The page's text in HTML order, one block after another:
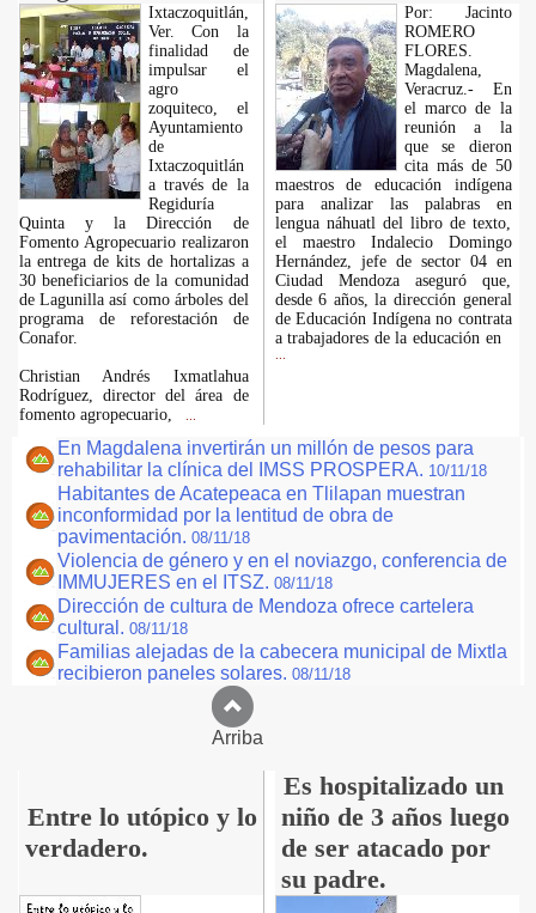
Ixtaczoquitlán,
Ver. Con la
finalidad de
impulsar el
agro
zoquiteco, el
Ayuntamiento
de
Ixtaczoquitlán
a través de la
Regiduría
Quinta y la Dirección de
Fomento Agropecuario realizaron
la entrega de kits de hortalizas a
30 beneficiarios de la comunidad
de Lagunilla así como árboles del
programa de reforestación de
Conafor.
Christian Andrés Ixmatlahua
Rodríguez, director del área de
fomento agropecuario,
Por: Jacinto
ROMERO
FLORES.
Magdalena,
Veracruz.- En
el marco de la
reunión a la
que se dieron
cita más de 50
maestros de educación indígena
para analizar las palabras en
lengua náhuatl del libro de texto,
el maestro Indalecio Domingo
Hernández, jefe de sector 04 en
Ciudad Mendoza aseguró que,
desde 6 años, la dirección general
de Educación Indígena no contrata
a trabajadores de la educación en
En Magdalena invertirán un millón de pesos para
rehabilitar la clínica del IMSS PROSPERA. 10/11/18
Habitantes de Acatepeaca en Tlilapan muestran
inconformidad por la lentitud de obra de
pavimentación. 08/11/18
Violencia de género y en el noviazgo, conferencia de
IMMUJERES en el ITSZ. 08/11/18
Dirección de cultura de Mendoza ofrece cartelera
cultural. 08/11/18
Familias alejadas de la cabecera municipal de Mixtla
recibieron paneles solares. 08/11/18
Arriba
Entre lo utópico y lo
verdadero.
Es hospitalizado un
niño de 3 años luego
de ser atacado por
su padre.